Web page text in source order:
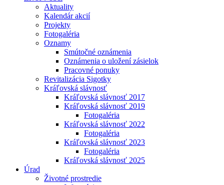
Aktuality
Kalendár akcií
Projekty
Fotogaléria
Oznamy
Smútočné oznámenia
Oznámenia o uložení zásielok
Pracovné ponuky
Revitalizácia Sigotky
Kráľovská slávnosť
Kráľovská slávnosť 2017
Kráľovská slávnosť 2019
Fotogaléria
Kráľovská slávnosť 2022
Fotogaléria
Kráľovská slávnosť 2023
Fotogaléria
Kráľovská slávnosť 2025
Úrad
Životné prostredie